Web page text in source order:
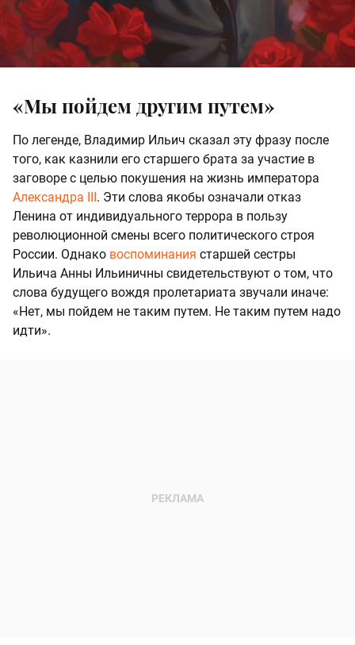
«Мы пойдем другим путем»
По легенде, Владимир Ильич сказал эту фразу после
того, как казнили его старшего брата за участие в
заговоре с целью покушения на жизнь императора
Александра III. Эти слова якобы означали отказ
Ленина от индивидуального террора в пользу
революционной смены всего политического строя
России. Однако воспоминания старшей сестры
Ильича Анны Ильиничны свидетельствуют о том, что
слова будущего вождя пролетариата звучали иначе:
«Нет, мы пойдем не таким путем. Не таким путем надо
идти».